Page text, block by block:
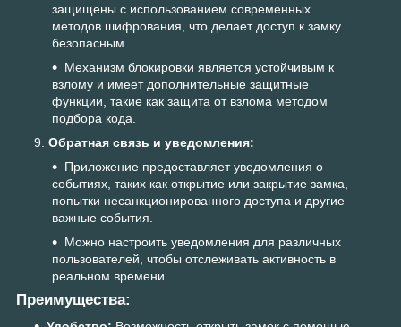
защищены с использованием современных
методов шифрования, что делает доступ к замку
безопасным.
Механизм блокировки является устойчивым к
взлому и имеет дополнительные защитные
функции, такие как защита от взлома методом
подбора кода.
Обратная связь и уведомления:
Приложение предоставляет уведомления о
событиях, таких как открытие или закрытие замка,
попытки несанкционированного доступа и другие
важные события.
Можно настроить уведомления для различных
пользователей, чтобы отслеживать активность в
реальном времени.
Преимущества: